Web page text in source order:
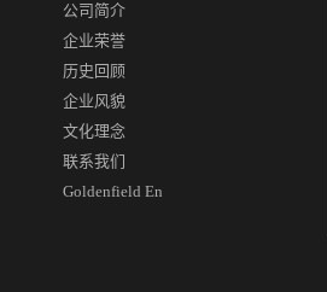
公司简介
企业荣誉
历史回顾
企业风貌
文化理念
联系我们
Goldenfield En